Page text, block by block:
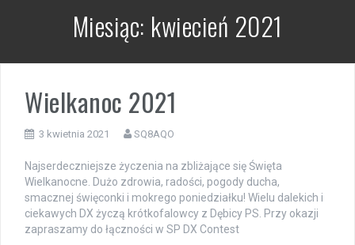
Miesiąc: kwiecień 2021
Wielkanoc 2021
3 kwietnia 2021 SQ8AQO
Najserdeczniejsze życzenia na zbliżające się Święta
Wielkanocne. Dużo zdrowia, radości, pogody ducha,
smacznej święconki i mokrego poniedziałku! Wielu dalekich i
ciekawych DX życzą krótkofalowcy z Dębicy PS. Przy okazji
zapraszamy do łączności w SP DX Contest